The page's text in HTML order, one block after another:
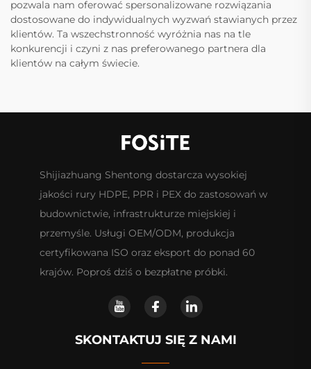
pozwala nam oferować spersonalizowane rozwiązania
dostosowane do indywidualnych wyzwań stawianych przez
klientów. Ta wszechstronność wyróżnia nas na tle
konkurencji i czyni z nas preferowanego partnera dla
klientów na całym świecie.
Shijiazhuang Shentong dostarcza wysokiej
jakości rury HDPE, PPR i PEX do zastosowań w
budownictwie, infrastrukturze miejskiej i
przemyśle. Usługi OEM/ODM, produkcja
certyfikowana ISO oraz eksport do ponad 60
krajów. Poproś dziś o bezpłatne próbki.
SKONTAKTUJ SIĘ Z NAMI